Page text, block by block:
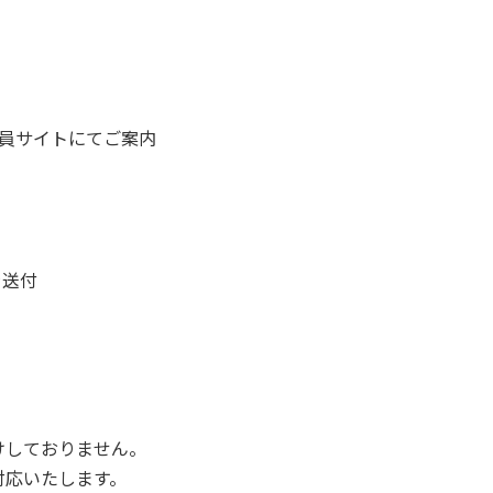
サイトにてご案内
付
ておりません。
いたします。